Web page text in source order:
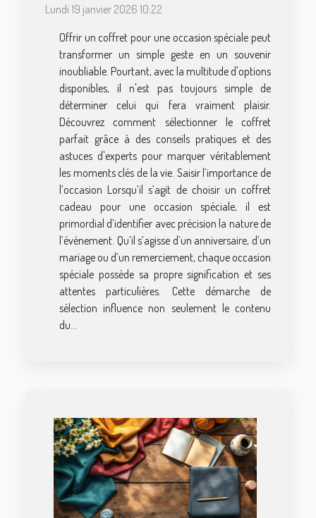
Lundi 19 janvier 2026 10:22
Offrir un coffret pour une occasion spéciale peut
transformer un simple geste en un souvenir
inoubliable. Pourtant, avec la multitude d'options
disponibles, il n'est pas toujours simple de
déterminer celui qui fera vraiment plaisir.
Découvrez comment sélectionner le coffret
parfait grâce à des conseils pratiques et des
astuces d'experts pour marquer véritablement
les moments clés de la vie. Saisir l’importance de
l’occasion Lorsqu’il s’agit de choisir un coffret
cadeau pour une occasion spéciale, il est
primordial d’identifier avec précision la nature de
l’événement. Qu’il s’agisse d’un anniversaire, d’un
mariage ou d’un remerciement, chaque occasion
spéciale possède sa propre signification et ses
attentes particulières. Cette démarche de
sélection influence non seulement le contenu
du...